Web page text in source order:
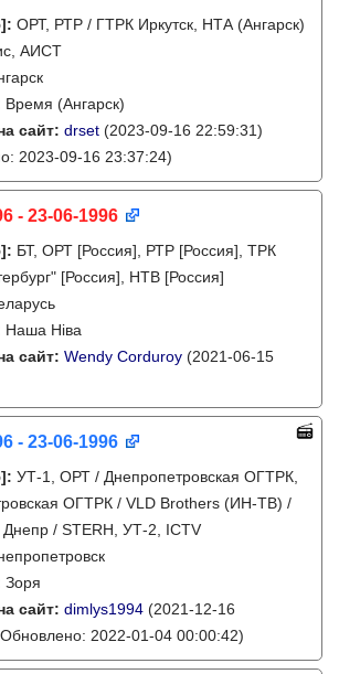
: ОРТ, РТР / ГТРК Иркутск, НТА (Ангарск)
АИСТ
Время (Ангарск)
сайт: drset (2023-09-16 22:59:31)
2023-09-16 23:37:24)
- 23-06-1996
: БТ, ОРТ [Россия], РТР [Россия], ТРК
[Россия], НТВ [Россия]
Наша Ніва
сайт: Wendy Corduroy (2021-06-15
- 23-06-1996
: УТ-1, ОРТ / Днепропетровская ОГТРК,
ОГТРК / VLD Brothers (ИН-ТВ) /
/ STERH, УТ-2, ICTV
Зоря
сайт: dimlys1994 (2021-12-16
2022-01-04 00:00:42)